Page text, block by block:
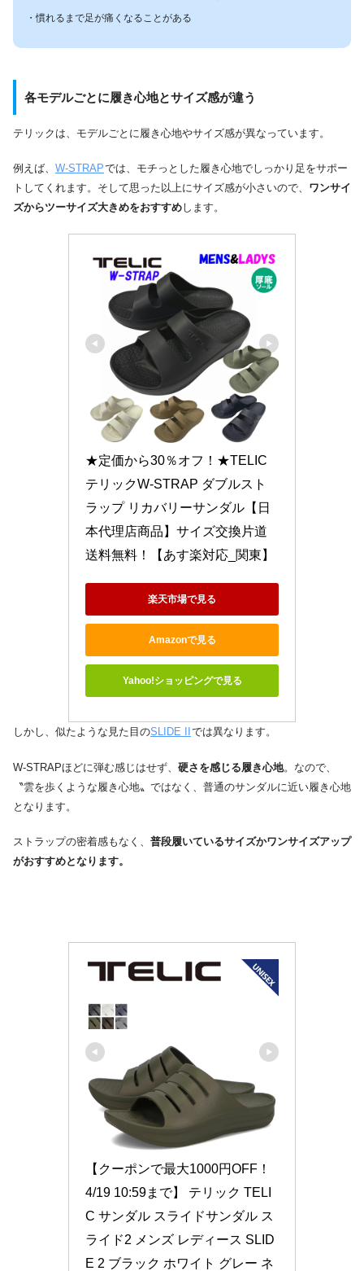
・慣れるまで足が痛くなることがある
各モデルごとに履き心地とサイズ感が違う
テリックは、モデルごとに履き心地やサイズ感が異なっています。
例えば、 W-STRAPでは、モチっとした履き心地でしっかり足をサポー
トしてくれます。そして思った以上にサイズ感が小さいので、 ワンサイ
ズからツーサイズ大きめをおすすめします。
★定価から30％オフ！★TELIC
テリックW-STRAP ダブルスト
ラップ リカバリーサンダル【日
本代理店商品】サイズ交換片道
送料無料！【あす楽対応_関東】
楽天市場で見る
Amazonで見る
Yahoo!ショッピングで見る
しかし、似たような見た目のSLIDE II では異なります。
W-STRAPほどに弾む感じはせず、 硬さを感じる履き心地。なので、
〝雲を歩くような履き心地〟ではなく、普通のサンダルに近い履き心地
となります。
ストラップの密着感もなく、 普段履いているサイズかワンサイズアップ
がおすすめとなります。
【クーポンで最大1000円OFF！
4/19 10:59まで】 テリック TELI
C サンダル スライドサンダル ス
ライド2 メンズ レディース SLID
E 2 ブラック ホワイト グレー ネ